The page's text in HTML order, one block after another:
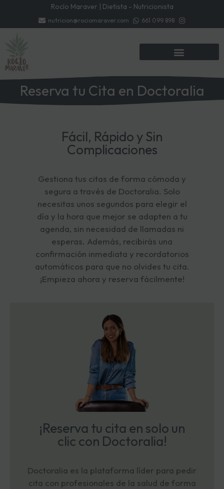
Rocío Maraver | Dietista - Nutricionista
nutricion@rociomaraver.com 661 099 898
Reserva tu Cita en Doctoralia
Fácil, Rápido y Sin
Complicaciones
Gestiona tus citas de forma cómoda y
segura a través de Doctoralia. Solo
necesitas unos segundos para elegir el
día y la hora que mejor se adapten a tu
agenda, sin necesidad de llamadas ni
esperas. Además, recibirás una
confirmación inmediata y recordatorios
automáticos para que no olvides tu cita.
¡Empieza ahora y reserva fácilmente!
¡Reserva tu cita en solo un
clic con Doctoralia!
Doctoralia es la plataforma líder para pedir
cita con profesionales de la salud de forma